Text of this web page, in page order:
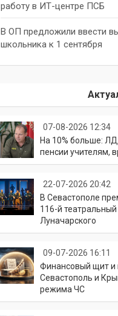
работу в ИТ-центре ПСБ
В ОП предложили ввести
школьника к 1 сентября
07-08-2026 12:34
На 10% больше:
пенсии учителям,
22-07-2026 20:42
В Севастополе
116-й
Луначарского
09-07-2026 16:11
Финансовый щит и
Севастополь и
режима ЧС